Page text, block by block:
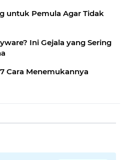
untuk Pemula Agar Tidak
Ini Gejala yang Sering
Cara Menemukannya